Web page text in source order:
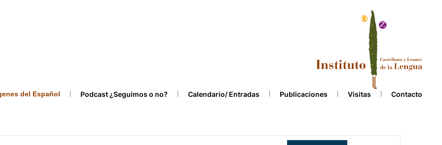
del Español Podcast ¿Seguimos o no? Calendario/ Entradas Publicaciones Visitas Contacto